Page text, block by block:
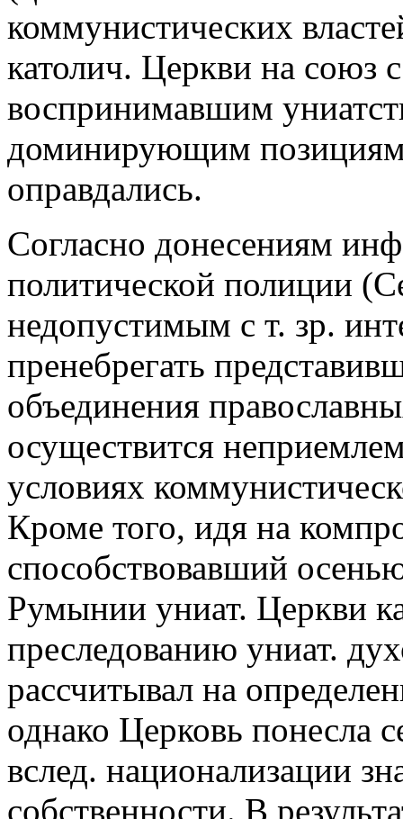
коммунистических
католич. Церкви на союз
воспринимавшим
доминирующим позициям
оправдались.
Согласно донесениям
политической полиции
недопустимым с т. зр.
пренебрегать
объединения
осуществится
условиях
Кроме того, идя на
способствовавший
Румынии униат. Церкви
преследованию униат.
рассчитывал на
однако Церковь понесла
вслед. национализации
собственности. В